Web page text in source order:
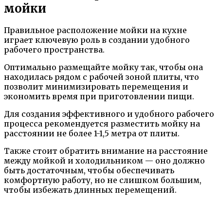
мойки
Правильное расположение мойки на кухне
играет ключевую роль в создании удобного
рабочего пространства.
Оптимально размещайте мойку так, чтобы она
находилась рядом с рабочей зоной плиты, что
позволит минимизировать перемещения и
экономить время при приготовлении пищи.
Для создания эффективного и удобного рабочего
процесса рекомендуется разместить мойку на
расстоянии не более 1-1,5 метра от плиты.
Также стоит обратить внимание на расстояние
между мойкой и холодильником — оно должно
быть достаточным, чтобы обеспечивать
комфортную работу, но не слишком большим,
чтобы избежать длинных перемещений.